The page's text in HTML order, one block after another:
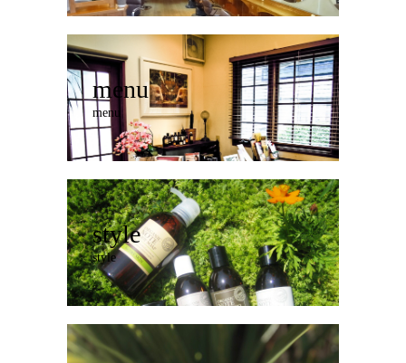
menu
menu
style
style